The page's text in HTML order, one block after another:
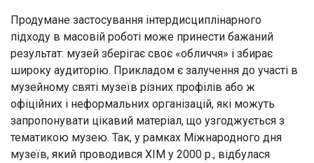
Продумане застосування інтердисциплінарного
підходу в масовій роботі може принести бажаний
результат: музей зберігає своє «обличчя» і збирає
широку аудиторію. Прикладом є залучення до участі в
музейному святі музеїв різних профілів або ж
офіційних і неформальних організацій, які можуть
запропонувати цікавий матеріал, що узгоджується з
тематикою музею. Так, у рамках Міжнародного дня
музеїв, який проводився ХІМ у 2000 р., відбулася